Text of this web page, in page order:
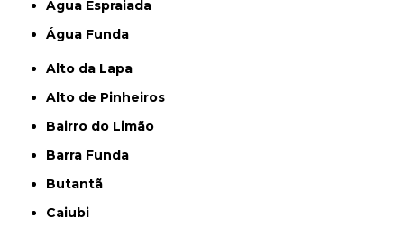
Água Espraiada
Água Funda
Alto da Lapa
Alto de Pinheiros
Bairro do Limão
Barra Funda
Butantã
Caiubi